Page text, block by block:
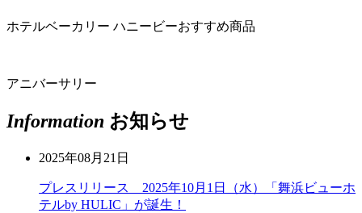
ホテルベーカリー ハニービーおすすめ商品
アニバーサリー
Information お知らせ
2025年08月21日
プレスリリース 2025年10月1日（水）「舞浜ビューホ
テルby HULIC」が誕生！